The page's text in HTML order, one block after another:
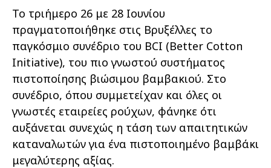
Πως θα μας βρείτε
ΑΚΟΛΟΥΘΗΣΤΕ ΜΑΣ
Πως θα μας βρείτε
ΑΚΟΛΟΥΘΗΣΤΕ ΜΑΣ
Πως θα μας βρείτε
ΑΚΟΛΟΥΘΗΣΤΕ ΜΑΣ
Πως θα μας βρείτε
ΑΚΟΛΟΥΘΗΣΤΕ ΜΑΣ
Πως θα μας βρείτε
ΑΚΟΛΟΥΘΗΣΤΕ ΜΑΣ
Πως θα μας βρείτε
ΑΚΟΛΟΥΘΗΣΤΕ ΜΑΣ
Το τριήμερο 26 με 28 Ιουνίου
πραγματοποιήθηκε στις Βρυξέλλες το
παγκόσμιο συνέδριο του BCI (Better Cotton
Initiative), του πιο γνωστού συστήματος
πιστοποίησης βιώσιμου βαμβακιού. Στο
συνέδριο, όπου συμμετείχαν και όλες οι
γνωστές εταιρείες ρούχων, φάνηκε ότι
αυξάνεται συνεχώς η τάση των απαιτητικών
καταναλωτών για ένα πιστοποιημένο βαμβάκι
μεγαλύτερης αξίας.